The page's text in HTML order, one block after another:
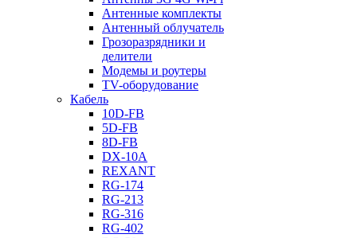
Антенные комплекты
Антенный облучатель
Грозоразрядники и
делители
Модемы и роутеры
TV-оборудование
Кабель
10D-FB
5D-FB
8D-FB
DX-10A
REXANT
RG-174
RG-213
RG-316
RG-402